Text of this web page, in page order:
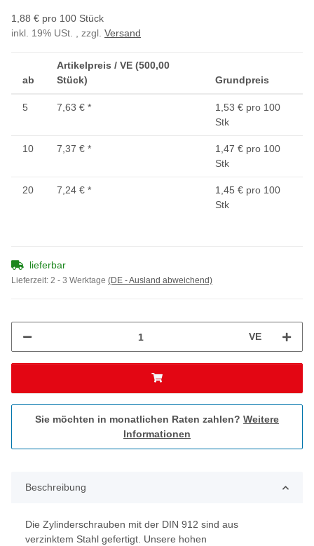
1,88 € pro 100 Stück
inkl. 19% USt. , zzgl. Versand
ab
Artikelpreis / VE (500,00
Stück)
Grundpreis
5 7,63 € *
1,53 € pro 100
Stk
10 7,37 € *
1,47 € pro 100
Stk
20 7,24 € *
1,45 € pro 100
Stk
lieferbar
Lieferzeit: 2 - 3 Werktage (DE - Ausland abweichend)
VE
Sie möchten in monatlichen Raten zahlen? Weitere
Informationen
Beschreibung
Die Zylinderschrauben mit der DIN 912 sind aus
verzinktem Stahl gefertigt. Unsere hohen